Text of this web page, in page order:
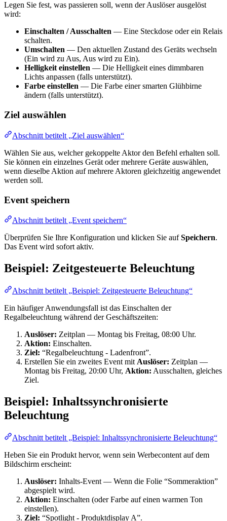
Legen Sie fest, was passieren soll, wenn der Auslöser ausgelöst
wird:
Einschalten / Ausschalten — Eine Steckdose oder ein Relais
schalten.
Umschalten — Den aktuellen Zustand des Geräts wechseln
(Ein wird zu Aus, Aus wird zu Ein).
Helligkeit einstellen — Die Helligkeit eines dimmbaren
Lichts anpassen (falls unterstützt).
Farbe einstellen — Die Farbe einer smarten Glühbirne
ändern (falls unterstützt).
Ziel auswählen
Abschnitt betitelt „Ziel auswählen“
Wählen Sie aus, welcher gekoppelte Aktor den Befehl erhalten soll.
Sie können ein einzelnes Gerät oder mehrere Geräte auswählen,
wenn dieselbe Aktion auf mehrere Aktoren gleichzeitig angewendet
werden soll.
Event speichern
Abschnitt betitelt „Event speichern“
Überprüfen Sie Ihre Konfiguration und klicken Sie aufSpeichern.
Das Event wird sofort aktiv.
Beispiel: Zeitgesteuerte Beleuchtung
Abschnitt betitelt „Beispiel: Zeitgesteuerte Beleuchtung“
Ein häufiger Anwendungsfall ist das Einschalten der
Regalbeleuchtung während der Geschäftszeiten:
Auslöser: Zeitplan — Montag bis Freitag, 08:00 Uhr.
Aktion: Einschalten.
Ziel: “Regalbeleuchtung - Ladenfront”.
Erstellen Sie ein zweites Event mit Auslöser: Zeitplan —
Montag bis Freitag, 20:00 Uhr, Aktion: Ausschalten, gleiches
Ziel.
Beispiel: Inhaltssynchronisierte
Beleuchtung
Abschnitt betitelt „Beispiel: Inhaltssynchronisierte Beleuchtung“
Heben Sie ein Produkt hervor, wenn sein Werbecontent auf dem
Bildschirm erscheint:
Auslöser: Inhalts-Event — Wenn die Folie “Sommeraktion”
abgespielt wird.
Aktion: Einschalten (oder Farbe auf einen warmen Ton
einstellen).
Ziel: “Spotlight - Produktdisplay A”.